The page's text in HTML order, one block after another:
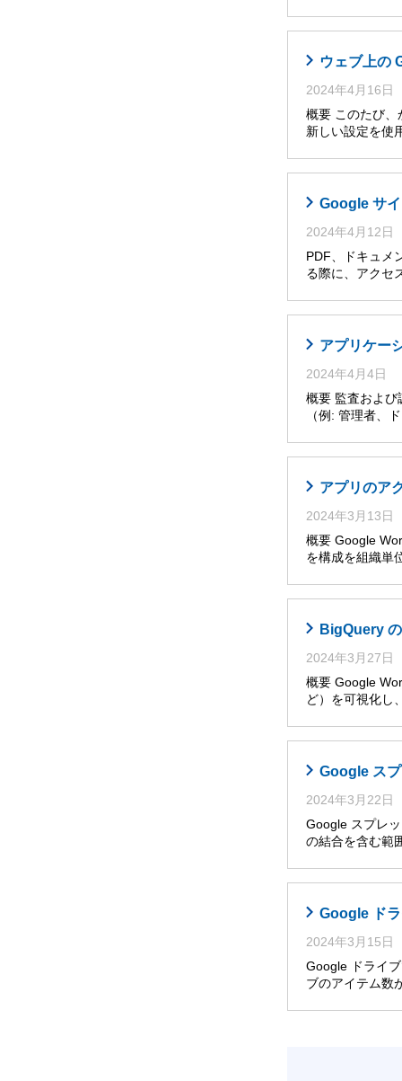
ウェブ上の
2024年4月16日
概要 このたび、
新しい設定を使
Google サ
2024年4月12日
PDF、ドキュメ
る際に、アクセ
アプリケー
2024年4月4日
概要 監査および
（例: 管理者、
アプリのア
2024年3月13日
概要 Google
を構成を組織単
BigQuery
2024年3月27日
概要 Google
ど）を可視化し
Google ス
2024年3月22日
Google スプレ
の結合を含む範
Google ド
2024年3月15日
Google ドライ
ブのアイテム数